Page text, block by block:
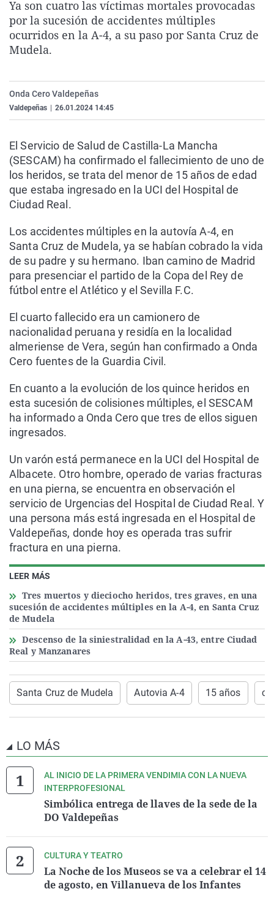
La rosa de los vientos
Gente viajera
Caso
Retornados
Extremadura
Galicia
Virales
Televisión
Ya son cuatro las víctimas mortales provocadas
por la sucesión de accidentes múltiples
ocurridos en la A-4, a su paso por Santa Cruz de
Mudela.
Onda Cero Valdepeñas
Valdepeñas 26.01.2024 14:45
LEER MÁS
Tres muertos y dieciocho heridos, tres graves, en una
sucesión de accidentes múltiples en la A-4, en Santa Cruz
de Mudela
Descenso de la siniestralidad en la A-43, entre Ciudad
Real y Manzanares
El Servicio de Salud de Castilla-La Mancha
(SESCAM) ha confirmado el fallecimiento de uno de
los heridos, se trata del menor de 15 años de edad
que estaba ingresado en la UCI del Hospital de
Ciudad Real.
Los accidentes múltiples en la autovía A-4, en
Santa Cruz de Mudela, ya se habían cobrado la vida
de su padre y su hermano. Iban camino de Madrid
para presenciar el partido de la Copa del Rey de
fútbol entre el Atlético y el Sevilla F.C.
El cuarto fallecido era un camionero de
nacionalidad peruana y residía en la localidad
almeriense de Vera, según han confirmado a Onda
Cero fuentes de la Guardia Civil.
En cuanto a la evolución de los quince heridos en
esta sucesión de colisiones múltiples, el SESCAM
ha informado a Onda Cero que tres de ellos siguen
ingresados.
Un varón está permanece en la UCI del Hospital de
Albacete. Otro hombre, operado de varias fracturas
en una pierna, se encuentra en observación el
servicio de Urgencias del Hospital de Ciudad Real. Y
una persona más está ingresada en el Hospital de
Valdepeñas, donde hoy es operada tras sufrir
fractura en una pierna.
Santa Cruz de Mudela Autovia A-4 15 años
LO MÁS
AL INICIO DE LA PRIMERA VENDIMIA CON LA NUEVA
INTERPROFESIONAL
Simbólica entrega de llaves de la sede de la
DO Valdepeñas
CULTURA Y TEATRO
La Noche de los Museos se va a celebrar el 14
de agosto, en Villanueva de los Infantes